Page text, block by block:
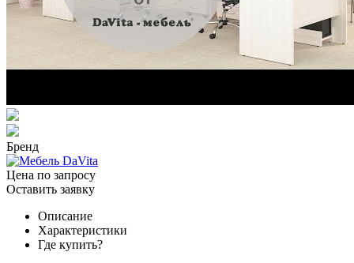
Бренд
Цена по запросу
Оставить заявку
Описание
Характеристики
Где купить?